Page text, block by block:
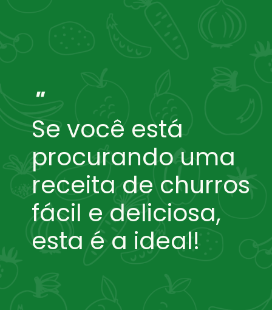
Se você está
procurando uma
receita de churros
fácil e deliciosa,
esta é a ideal!
"